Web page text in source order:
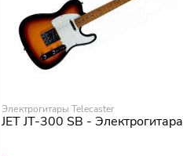
Электрогитары Telecaster
JET JT-300 SB - Электрогитара